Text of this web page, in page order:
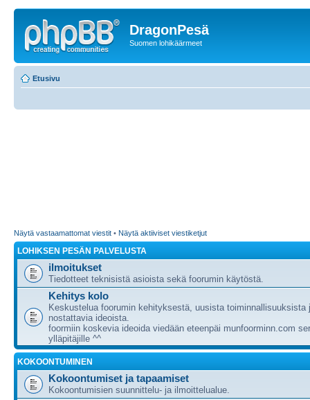
DragonPesä
Suomen lohikäärmeet
Etusivu
Näytä vastaamattomat viestit • Näytä aktiiviset viestiketjut
LOHIKSEN PESÄN PALVELUSTA
ilmoitukset
Tiedotteet teknisistä asioista sekä foorumin käytöstä.
Kehitys kolo
Keskustelua foorumin kehityksestä, uusista toiminnallisuuksista
nostattavia ideoista.
foormiin koskevia ideoida viedään eteenpäi munfoorminn.com
ylläpitäjille ^^
KOKOONTUMINEN
Kokoontumiset ja tapaamiset
Kokoontumisien suunnittelu- ja ilmoittelualue.